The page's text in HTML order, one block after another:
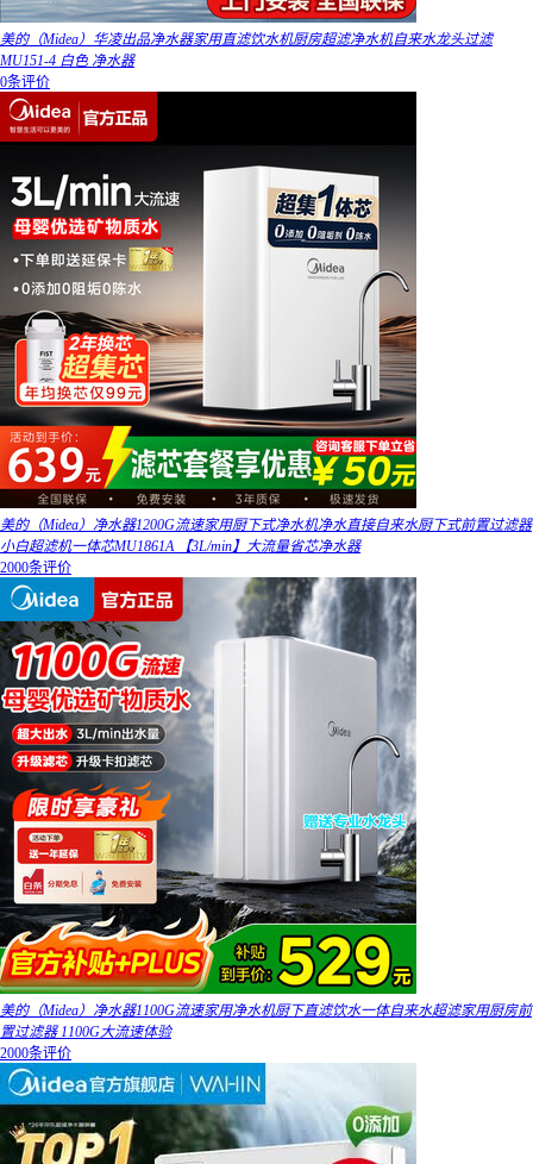
美的（Midea）华凌出品净水器家用直滤饮水机厨房超滤净水机自来水龙头过滤
MU151-4 白色 净水器
0条评价
美的（Midea）净水器1200G流速家用厨下式净水机净水直接自来水厨下式前置过滤器
小白超滤机一体芯MU1861A 【3L/min】大流量省芯净水器
2000条评价
美的（Midea）净水器1100G流速家用净水机厨下直滤饮水一体自来水超滤家用厨房前
置过滤器 1100G大流速体验
2000条评价